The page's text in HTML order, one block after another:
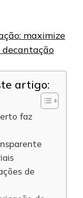
maximize
decantação
artigo:
faz
de